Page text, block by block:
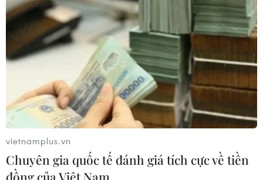
vietnamplus.vn
Chuyên gia quốc tế đánh giá tích cực về tiền
đồng của Việt Nam